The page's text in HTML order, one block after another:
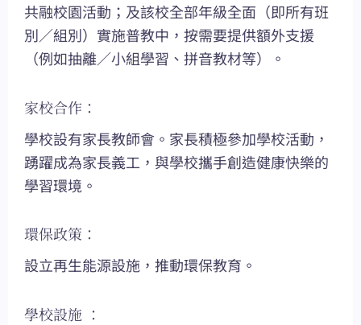
共融校園活動；及該校全部年級全面（即所有班
別／組別）實施普教中，按需要提供額外支援
（例如抽離／小組學習、拼音教材等）。
家校合作：
學校設有家長教師會。家長積極參加學校活動，
踴躍成為家長義工，與學校攜手創造健康快樂的
學習環境。
環保政策：
設立再生能源設施，推動環保教育。
學校設施 ：